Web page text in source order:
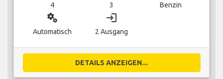
4 3 Benzin
miscellaneous_services
Automatisch
login
2 Ausgang
DETAILS ANZEIGEN...